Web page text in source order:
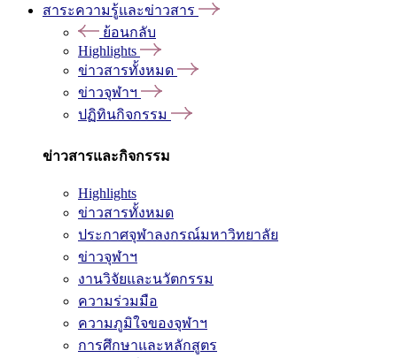
สาระความรู้และข่าวสาร
ย้อนกลับ
Highlights
ข่าวสารทั้งหมด
ข่าวจุฬาฯ
ปฏิทินกิจกรรม
ข่าวสารและกิจกรรม
Highlights
ข่าวสารทั้งหมด
ประกาศจุฬาลงกรณ์มหาวิทยาลัย
ข่าวจุฬาฯ
งานวิจัยและนวัตกรรม
ความร่วมมือ
ความภูมิใจของจุฬาฯ
การศึกษาและหลักสูตร